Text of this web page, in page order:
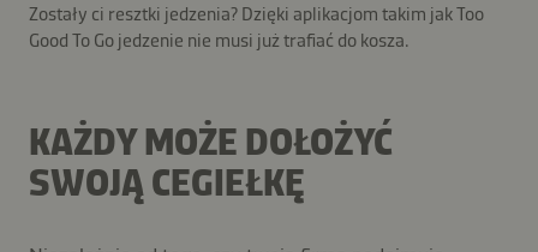
Zostały ci resztki jedzenia? Dzięki aplikacjom takim jak Too
Good To Go jedzenie nie musi już trafiać do kosza.
KAŻDY MOŻE DOŁOŻYĆ
SWOJĄ CEGIEŁKĘ